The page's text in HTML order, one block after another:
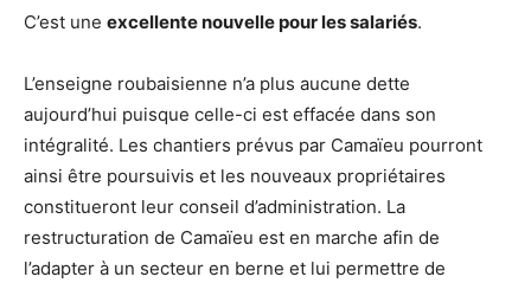
C’est une excellente nouvelle pour les salariés.
L’enseigne roubaisienne n’a plus aucune dette
aujourd’hui puisque celle-ci est effacée dans son
intégralité. Les chantiers prévus par Camaïeu pourront
ainsi être poursuivis et les nouveaux propriétaires
constitueront leur conseil d’administration. La
restructuration de Camaïeu est en marche afin de
l’adapter à un secteur en berne et lui permettre de